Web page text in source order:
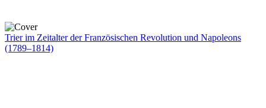
Trier im Zeitalter der Französischen Revolution und Napoleons
(1789–1814)